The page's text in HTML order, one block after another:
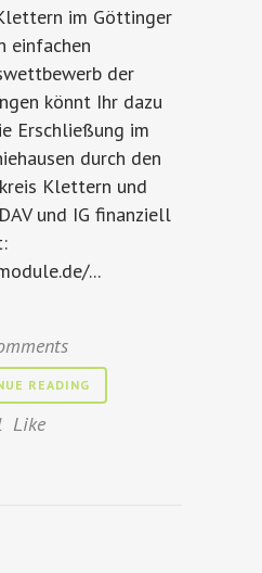
im Göttinger
einfachen
der
könnt Ihr dazu
Erschließung im
durch den
Klettern und
und IG finanziell
...
READING
Like